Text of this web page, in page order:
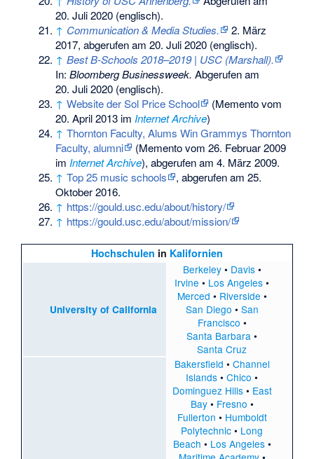
20. Juli 2020 (englisch).
↑ Communication & Media Studies.
2. März
2017, abgerufen am 20. Juli 2020 (englisch).
↑ Best B-Schools 2018–2019 | USC (Marshall).
In:Bloomberg Businessweek. Abgerufen am
20. Juli 2020 (englisch).
↑ Website der Sol Price School (Mementovom
20. April 2013 imInternet Archive)
↑ Thornton Faculty, Alums Win Grammys Thornton
Faculty, alumni
(Mementovom 26. Februar 2009
imInternet Archive), abgerufen am 4. März 2009.
↑ Top 25 music schools
, abgerufen am 25.
Oktober 2016.
↑ https://gould.usc.edu/about/history/
↑ https://gould.usc.edu/about/mission/
Hochschulen in Kalifornien
University of California
Berkeley• Davis•
Irvine • Los Angeles •
Merced • Riverside •
San Diego • San
Francisco •
Santa Barbara •
Santa Cruz
Bakersfield • Channel
Islands •Chico •
Dominguez Hills• East
Bay• Fresno •
Fullerton • Humboldt
Polytechnic • Long
Beach • Los Angeles•